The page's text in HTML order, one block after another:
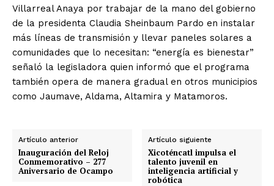
Villarreal Anaya por trabajar de la mano del gobierno
de la presidenta Claudia Sheinbaum Pardo en instalar
más líneas de transmisión y llevar paneles solares a
comunidades que lo necesitan: “energía es bienestar”
señaló la legisladora quien informó que el programa
también opera de manera gradual en otros municipios
como Jaumave, Aldama, Altamira y Matamoros.
Artículo anterior
Inauguración del Reloj
Conmemorativo – 277
Aniversario de Ocampo
Artículo siguiente
Xicoténcatl impulsa el
talento juvenil en
inteligencia artificial y
robótica